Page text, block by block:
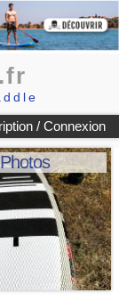
.fr
/ Connexion